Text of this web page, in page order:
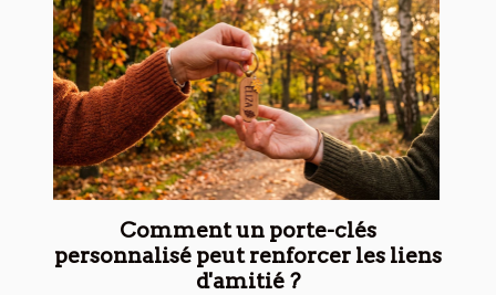
Comment un porte-clés
personnalisé peut renforcer les liens
d'amitié ?